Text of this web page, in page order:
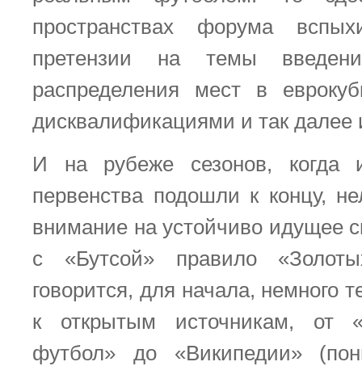
пространствах форума
претензии на темы
распределения мест в
дисквалификациями и так далее
И на рубеже сезонов, когда
первенства подошли к концу,
внимание на устойчиво идущее
с «Бутсой» правило
говорится, для начала, немного
к открытым источникам, от
футбол» до «Википедии»